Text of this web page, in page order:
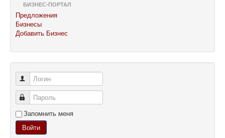
БИЗНЕС-ПОРТАЛ
Предложения
Бизнесы
Добавить Бизнес
Логин
Пароль
Запомнить меня
Войти